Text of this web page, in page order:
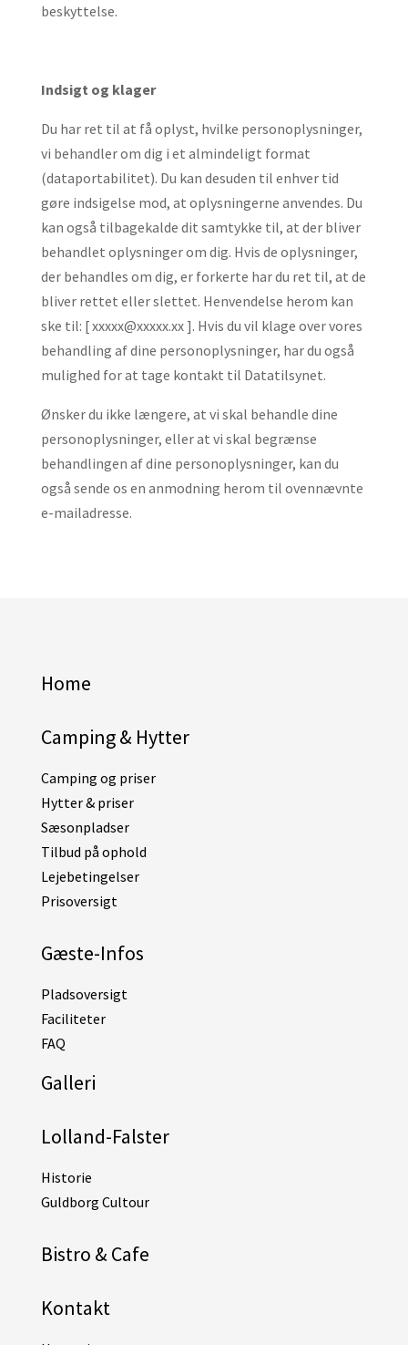
beskyttelse.
Indsigt og klager
Du har ret til at få oplyst, hvilke personoplysninger,
vi behandler om dig i et almindeligt format
(dataportabilitet). Du kan desuden til enhver tid
gøre indsigelse mod, at oplysningerne anvendes. Du
kan også tilbagekalde dit samtykke til, at der bliver
behandlet oplysninger om dig. Hvis de oplysninger,
der behandles om dig, er forkerte har du ret til, at de
bliver rettet eller slettet. Henvendelse herom kan
ske til: [ xxxxx@xxxxx.xx ]. Hvis du vil klage over vores
behandling af dine personoplysninger, har du også
mulighed for at tage kontakt til Datatilsynet.
Ønsker du ikke længere, at vi skal behandle dine
personoplysninger, eller at vi skal begrænse
behandlingen af dine personoplysninger, kan du
også sende os en anmodning herom til ovennævnte
e-mailadresse.
Home
Camping & Hytter
Camping og priser
Hytter & priser
Sæsonpladser
Tilbud på ophold
Lejebetingelser
Prisoversigt
Gæste-Infos
Pladsoversigt
Faciliteter
FAQ
Galleri
Lolland-Falster
Historie
Guldborg Cultour
Bistro & Cafe
Kontakt